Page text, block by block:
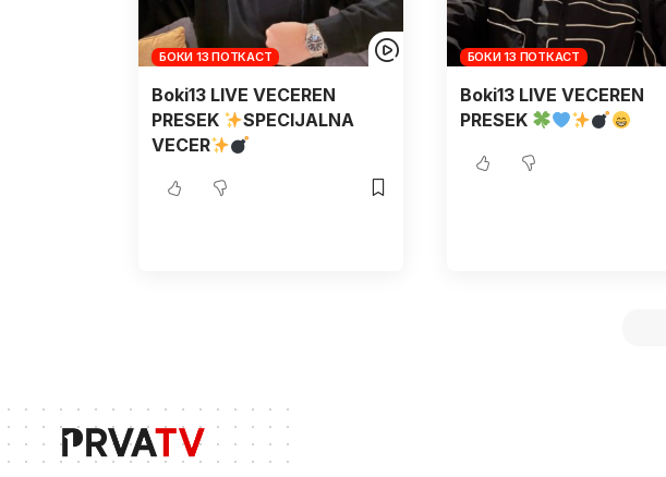
БОКИ 13 ПОТКАСТ
Boki13 LIVE VECEREN
PRESEK
SPECIJALNA
VECER
БОКИ 13 ПОТКАСТ
Boki13 LIVE VECEREN
PRESEK